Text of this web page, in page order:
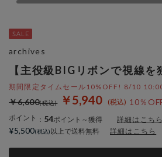
【主役級BIGリボンで視線
期間限定タイムセール10%OFF! 8/10
￥5,940 10％
￥6,600
ポイント ： 54ポイント～獲得 詳細はこちら
archives
¥5,500 以上で送料無料 詳細はこちら